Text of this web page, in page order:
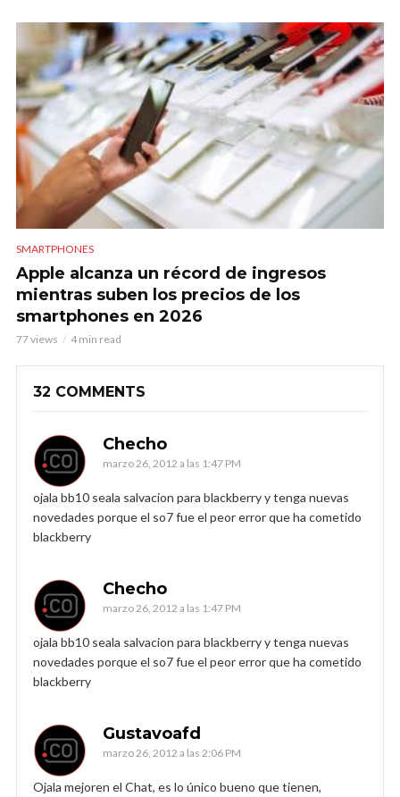
SMARTPHONES
Apple alcanza un récord de ingresos
mientras suben los precios de los
smartphones en 2026
77 views 4 min read
32 COMMENTS
Checho
marzo 26, 2012 a las 1:47 PM
ojala bb10 seala salvacion para blackberry y tenga nuevas
novedades porque el so7 fue el peor error que ha cometido
blackberry
Checho
marzo 26, 2012 a las 1:47 PM
ojala bb10 seala salvacion para blackberry y tenga nuevas
novedades porque el so7 fue el peor error que ha cometido
blackberry
Gustavoafd
marzo 26, 2012 a las 2:06 PM
Ojala mejoren el Chat, es lo único bueno que tienen,